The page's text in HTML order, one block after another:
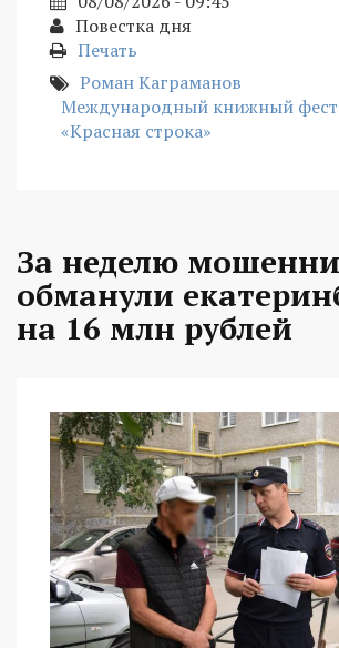
Повестка дня
Печать
Роман Каграманов
Международный книжный
«Красная строка»
За неделю
обманули
на 16 млн рублей